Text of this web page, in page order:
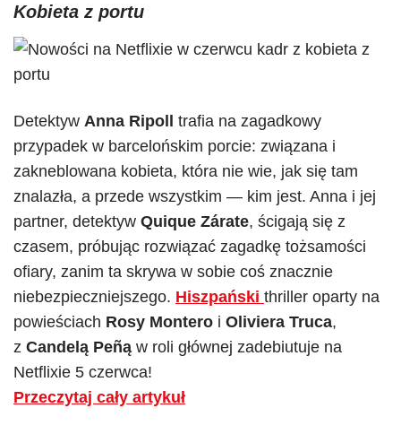
Kobieta z portu
Detektyw Anna Ripoll
trafia na zagadkowy
przypadek w barcelońskim porcie: związana i
zakneblowana kobieta, która nie wie, jak się tam
znalazła, a przede wszystkim — kim jest. Anna i jej
partner, detektyw Quique Zárate, ścigają się z
czasem, próbując rozwiązać zagadkę tożsamości
ofiary, zanim ta skrywa w sobie coś znacznie
niebezpieczniejszego. Hiszpański thriller oparty na
powieściach Rosy Montero i Oliviera Truca,
z Candelą Peñą w roli głównej zadebiutuje na
Netflixie 5 czerwca!
Przeczytaj cały artykuł